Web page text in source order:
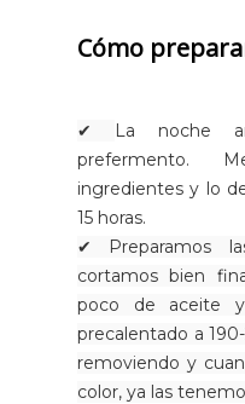
Cómo
✔
La noche
prefermento.
ingredientes y lo
15 horas.
✔ Preparamos
cortamos bien
poco de aceite
precalentado a
removiendo y
color, ya las